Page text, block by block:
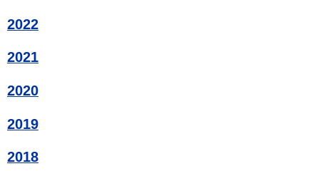
2022
2021
2020
2019
2018